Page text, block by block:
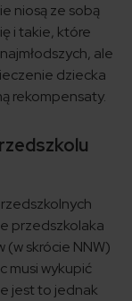
niosą ze sobą
i takie, które
ale
dziecka
rekompensaty.
przedszkolaka
skrócie NNW)
musi wykupić
jest to jednak